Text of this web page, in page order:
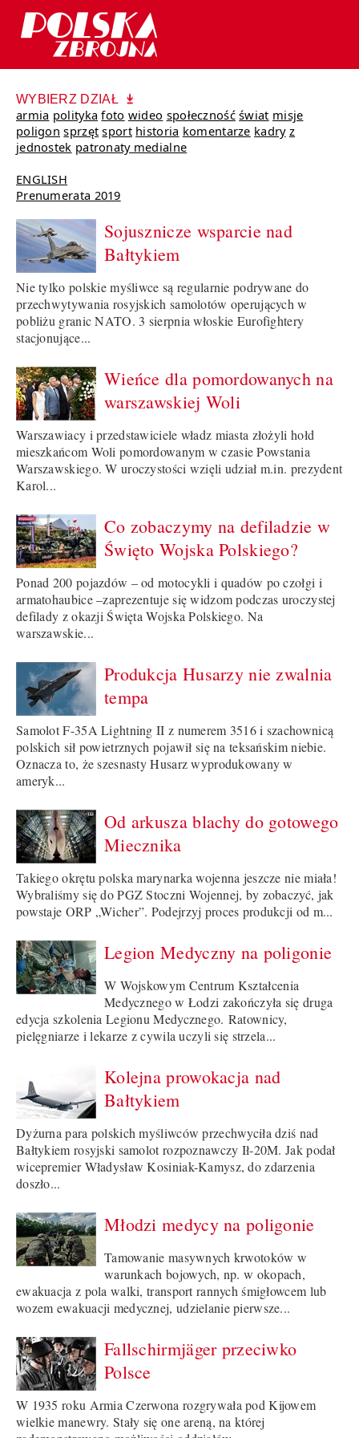
WYBIERZ DZIAŁ
armia polityka foto wideo społeczność świat misje
poligon sprzęt sport historia komentarze kadry z
jednostek patronaty medialne
ENGLISH
Prenumerata 2019
Sojusznicze wsparcie nad
Bałtykiem
Nie tylko polskie myśliwce są regularnie podrywane do
przechwytywania rosyjskich samolotów operujących w
pobliżu granic NATO. 3 sierpnia włoskie Eurofightery
stacjonujące...
Wieńce dla pomordowanych na
warszawskiej Woli
Warszawiacy i przedstawiciele władz miasta złożyli hołd
mieszkańcom Woli pomordowanym w czasie Powstania
Warszawskiego. W uroczystości wzięli udział m.in. prezydent
Karol...
Co zobaczymy na defiladzie w
Święto Wojska Polskiego?
Ponad 200 pojazdów – od motocykli i quadów po czołgi i
armatohaubice –zaprezentuje się widzom podczas uroczystej
defilady z okazji Święta Wojska Polskiego. Na
warszawskie...
Produkcja Husarzy nie zwalnia
tempa
Samolot F-35A Lightning II z numerem 3516 i szachownicą
polskich sił powietrznych pojawił się na teksańskim niebie.
Oznacza to, że szesnasty Husarz wyprodukowany w
ameryk...
Od arkusza blachy do gotowego
Miecznika
Takiego okrętu polska marynarka wojenna jeszcze nie miała!
Wybraliśmy się do PGZ Stoczni Wojennej, by zobaczyć, jak
powstaje ORP „Wicher”. Podejrzyj proces produkcji od m...
Legion Medyczny na poligonie
W Wojskowym Centrum Kształcenia
Medycznego w Łodzi zakończyła się druga
edycja szkolenia Legionu Medycznego. Ratownicy,
pielęgniarze i lekarze z cywila uczyli się strzela...
Kolejna prowokacja nad
Bałtykiem
Dyżurna para polskich myśliwców przechwyciła dziś nad
Bałtykiem rosyjski samolot rozpoznawczy Ił-20M. Jak podał
wicepremier Władysław Kosiniak-Kamysz, do zdarzenia
doszło...
Młodzi medycy na poligonie
Tamowanie masywnych krwotoków w
warunkach bojowych, np. w okopach,
ewakuacja z pola walki, transport rannych śmigłowcem lub
wozem ewakuacji medycznej, udzielanie pierwsze...
Fallschirmjäger przeciwko
Polsce
W 1935 roku Armia Czerwona rozgrywała pod Kijowem
wielkie manewry. Stały się one areną, na której